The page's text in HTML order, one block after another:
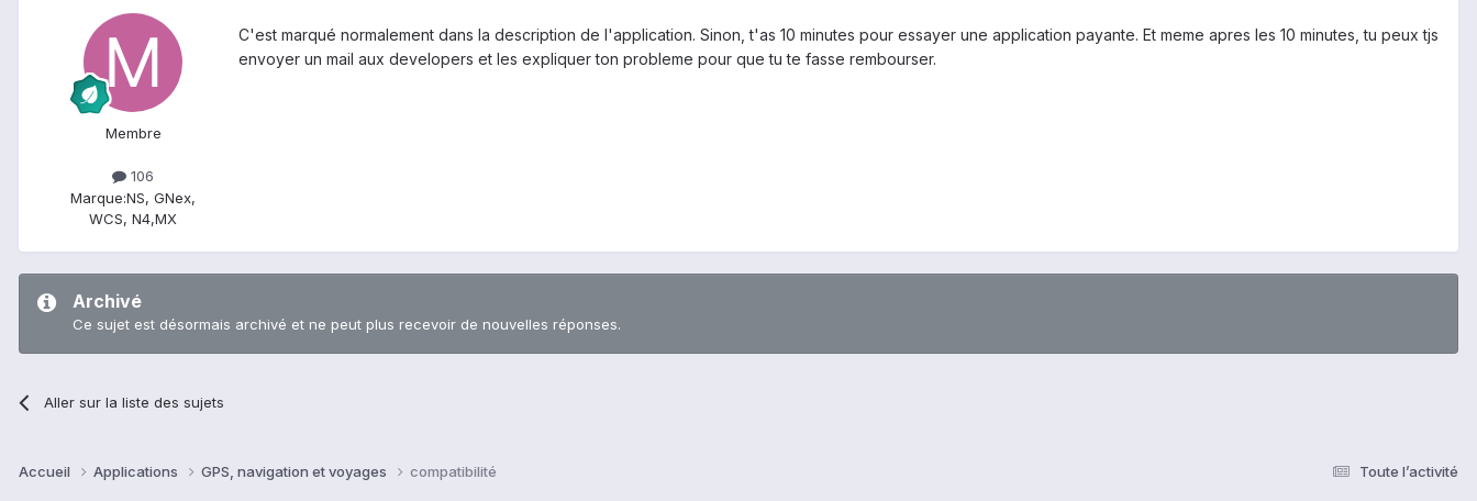
Membre
106
Marque:NS, GNex,
WCS, N4,MX
C'est marqué normalement dans la description de l'application. Sinon, t'as 10 minutes pour essayer une application payante. Et meme apres les 10 minutes, tu peux tjs
envoyer un mail aux developers et les expliquer ton probleme pour que tu te fasse rembourser.
Archivé
Ce sujet est désormais archivé et ne peut plus recevoir de nouvelles réponses.
Aller sur la liste des sujets
Toute l’activité
Accueil Applications GPS, navigation et voyages compatibilité